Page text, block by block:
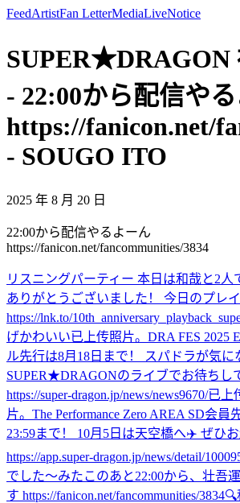
FeedArtistFan LetterMediaLiveNotice
SUPER★DRAGON
- 22:00から配信や
https://fanicon.net/
- SOUGO ITO
2025 年 8 月 20 日
22:00から配信やるよーん
https://fanicon.net/fancommunities/3834
リスニングパーティー 本日は和哉と2人
ありがとうございました！ 今日のプレ
https://lnk.to/
げかわいい已上传照片。 DRA FES 2025
ル先行は8月18日まで！ スパドラが気に
SUPER★DRAGONのライブでお待ちし
https://super-dragon.jp/news/news9670/已上
片。 The Performance Zero AREA SD会員
23:59まで！ 10月5日は天空橋へ✈️ ぜひお
https://app.super-dragon.jp/news/detail/
でした〜みたこのあと22:00から、壮吾
す https://fanicon.net/fancommunities/3834